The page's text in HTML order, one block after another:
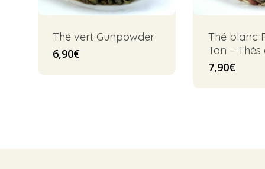
Thé vert Gunpowder
6,90€
Thé blanc
Tan – Thés
7,90€